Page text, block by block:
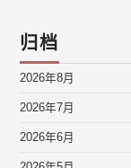
归档
2026年8月
2026年7月
2026年6月